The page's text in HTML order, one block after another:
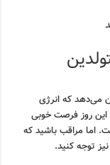
می‌دهد که انرژی
این روز فرصت خوبی
اما مراقب باشید که
توجه کنید.